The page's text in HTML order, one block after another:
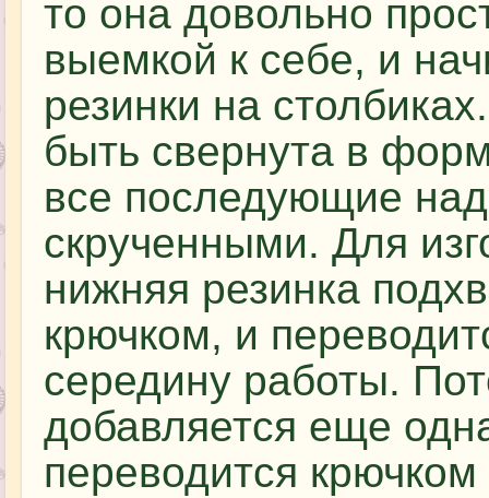
то она довольно
выемкой к себе, и
резинки на
быть свернута в
все последующие
скрученными. Для
нижняя резинка
крючком, и
середину работы.
добавляется еще
переводится